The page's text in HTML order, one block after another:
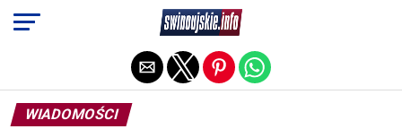
WIADOMOŚCI
Exit mobile version